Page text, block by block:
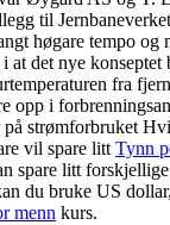
til
høgare tempo og
at det nye konseptet
fra
opp i
strømforbruket
vil spare litt Tynn
spare litt
du bruke US
menn kurs.